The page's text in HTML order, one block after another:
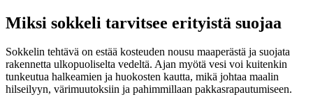
Miksi sokkeli tarvitsee erityistä suojaa
Sokkelin tehtävä on estää kosteuden nousu maaperästä ja suojata
rakennetta ulkopuoliselta vedeltä. Ajan myötä vesi voi kuitenkin
tunkeutua halkeamien ja huokosten kautta, mikä johtaa maalin
hilseilyyn, värimuutoksiin ja pahimmillaan pakkasrapautumiseen.